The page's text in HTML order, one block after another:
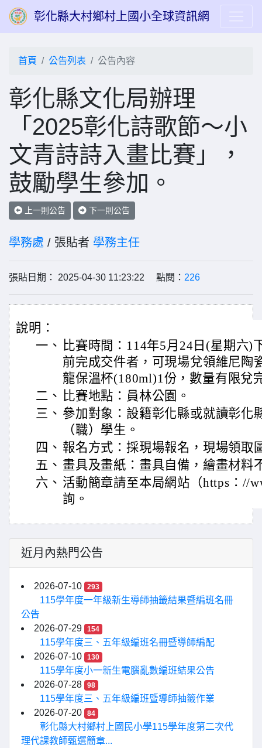
彰化縣大村鄉村上國小全球資訊網
首頁 公告列表 公告內容
彰化縣文化局辦理
「2025彰化詩歌節～小
文青詩詩入畫比賽」，
鼓勵學生參加。
上一則公告 下一則公告
學務處 / 張貼者 學務主任
張貼日期： 2025-04-30 11:23:22 點閱： 226
說明：
一、 比賽時間：114年5月24日(星期六)
前完成交件者，可現場兌領維尼陶
龍保溫杯(180ml)1份，數量有限兌
二、 比賽地點：員林公園。
三、 參加對象：設籍彰化縣或就讀彰化
（職）學生。
四、 報名方式：採現場報名，現場領取
五、 畫具及畫紙：畫具自備，繪畫材料
六、 活動簡章請至本局網站（https：//
詢。
近月內熱門公告
2026-07-10 293
115學年度一年級新生導師抽籤結果暨編班名冊
公告
2026-07-29
154
115學年度三、五年級編班名冊暨導師編配
2026-07-10
130
115學年度小一新生電腦亂數編班結果公告
2026-07-28
98
115學年度三、五年級編班暨導師抽籤作業
2026-07-20
84
彰化縣大村鄉村上國民小學115學年度第二次代
理代課教師甄選簡章...